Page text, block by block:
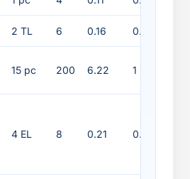
2 TL 6 0.16 0.3
15 pc 200 6.22 1
4 EL 8 0.21 0.5